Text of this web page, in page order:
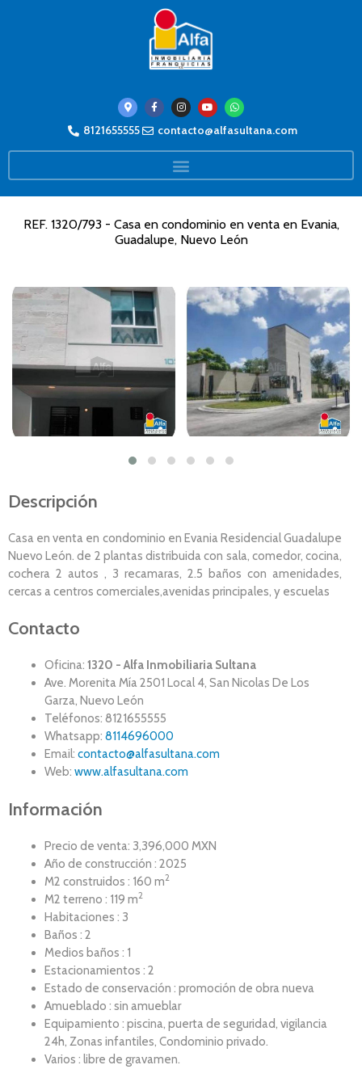
8121655555 contacto@alfasultana.com
REF. 1320/793 - Casa en condominio en venta en Evania,
Guadalupe, Nuevo León
Descripción
Casa en venta en condominio en Evania Residencial Guadalupe
Nuevo León. de 2 plantas distribuida con sala, comedor, cocina,
cochera 2 autos , 3 recamaras, 2.5 baños con amenidades,
cercas a centros comerciales,avenidas principales, y escuelas
Contacto
Oficina: 1320 - Alfa Inmobiliaria Sultana
Ave. Morenita Mí­a 2501 Local 4, San Nicolas De Los
Garza, Nuevo León
Teléfonos: 8121655555
Whatsapp: 8114696000
Email: contacto@alfasultana.com
Web: www.alfasultana.com
Información
Precio de venta: 3,396,000 MXN
Año de construcción : 2025
M2 construidos : 160 m2
M2 terreno : 119 m2
Habitaciones : 3
Baños : 2
Medios baños : 1
Estacionamientos : 2
Estado de conservación : promoción de obra nueva
Amueblado : sin amueblar
Equipamiento : piscina, puerta de seguridad, vigilancia
24h, Zonas infantiles, Condominio privado.
Varios : libre de gravamen.